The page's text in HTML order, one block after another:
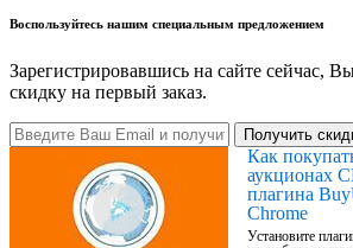
Воспользуйтесь нашим специальным предложением
Зарегистрировавшись на сайте сейчас,
скидку на первый заказ.
Получить
Как
аукционах
плагина
Chrome
Установите